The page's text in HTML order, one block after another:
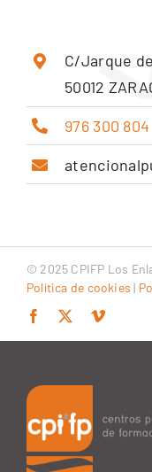
C/Jarque
50012
976 300 804
© 2025 CPIFP Los
Política de cookies |